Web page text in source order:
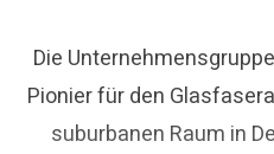
Die
Pionier für den
suburbanen Raum in